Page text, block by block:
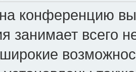
конференцию
занимает всего